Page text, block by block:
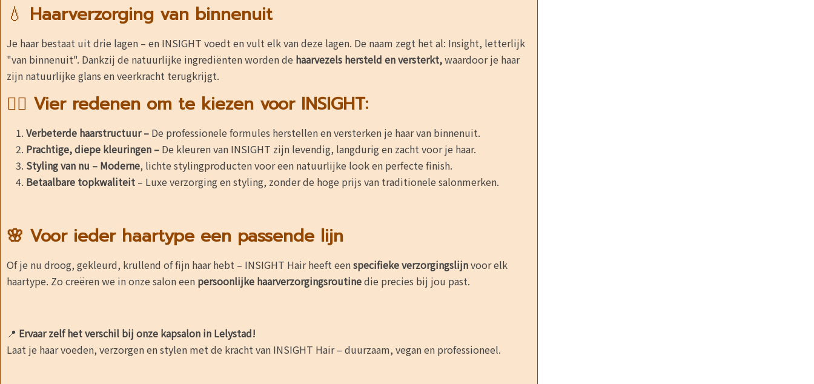
💧 Haarverzorging van binnenuit
Je haar bestaat uit drie lagen – en INSIGHT voedt en vult elk van deze lagen. De naam zegt het al: Insight, letterlijk
"van binnenuit". Dankzij de natuurlijke ingrediënten worden de haarvezels hersteld en versterkt,waardoor je haar
zijn natuurlijke glans en veerkracht terugkrijgt.
💇‍♀️ Vier redenen om te kiezen voor INSIGHT:
Verbeterde haarstructuur – De professionele formules herstellen en versterken je haar van binnenuit.
Prachtige, diepe kleuringen – De kleuren van INSIGHT zijn levendig, langdurig en zacht voor je haar.
Styling van nu – Moderne, lichte stylingproducten voor een natuurlijke look en perfecte finish.
Betaalbare topkwaliteit – Luxe verzorging en styling, zonder de hoge prijs van traditionele salonmerken.
🌸 Voor ieder haartype een passende lijn
Of je nu droog, gekleurd, krullend of fijn haar hebt – INSIGHT Hair heeft eenspecifieke verzorgingslijnvoor elk
haartype. Zo creëren we in onze salon een persoonlijke haarverzorgingsroutinedie precies bij jou past.
📍 Ervaar zelf het verschil bij onze kapsalon in Lelystad!
Laat je haar voeden, verzorgen en stylen met de kracht van INSIGHT Hair – duurzaam, vegan en professioneel.